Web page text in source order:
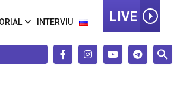
INTERVIU LIVE